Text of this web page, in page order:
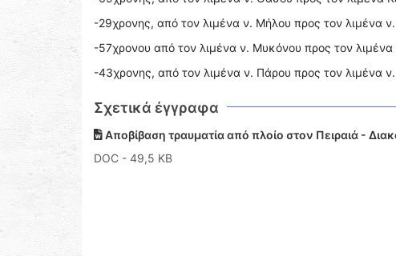
-29χρονης, από τον λιμένα ν. Μήλου προς τον λιμένα
-57χρονου από τον λιμένα ν. Μυκόνου προς τον
-43χρονης, από τον λιμένα ν. Πάρου προς τον λιμένα
Σχετικά έγγραφα
Αποβίβαση τραυματία από πλοίο στον Πειραιά -
DOC - 49,5 KB